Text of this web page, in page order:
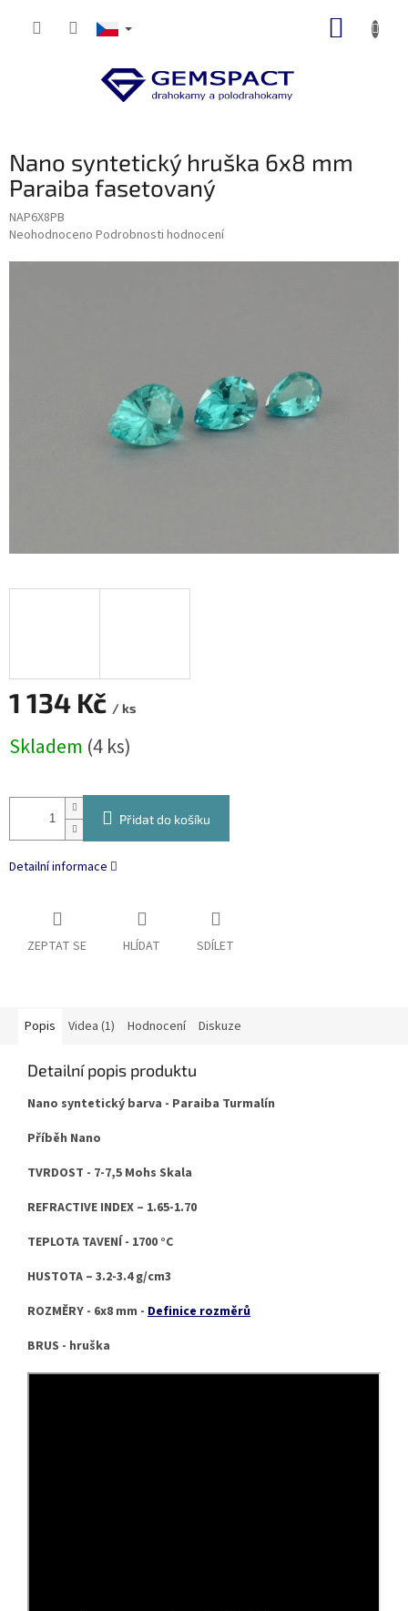
Nano syntetický hruška 6x8 mm
Paraiba fasetovaný
NAP6X8PB
Průměrné
Neohodnoceno Podrobnosti hodnocení
1 134 Kč / ks
cena:
Skladem (4 ks)
Přidat do košíku
Detailní informace
ZEPTAT SE HLÍDAT SDÍLET
Popis Videa (1) Hodnocení Diskuze
Detailní popis produktu
Nano syntetický barva - Paraiba Turmalín
Příběh Nano
TVRDOST - 7-7,5 Mohs Skala
REFRACTIVE INDEX – 1.65-1.70
TEPLOTA TAVENÍ - 1700 °C
HUSTOTA – 3.2-3.4 g/cm3
ROZMĚRY - 6x8 mm - Definice rozměrů
BRUS - hruška